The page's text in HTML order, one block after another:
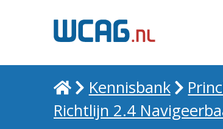
HomeKennisbank
Richtlijn 2.4